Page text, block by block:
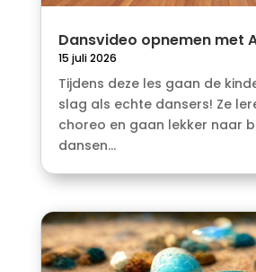
Dansvideo opnemen met
15 juli 2026
Tijdens deze les gaan de
slag als echte dansers! Ze
choreo en gaan lekker naar
dansen...